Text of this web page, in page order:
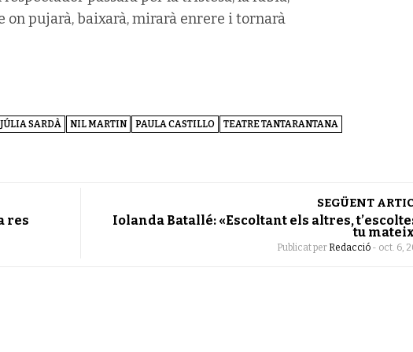
on pujarà, baixarà, mirarà enrere i tornarà
JÚLIA SARDÀ NIL MARTIN PAULA CASTILLO TEATRE TANTARANTANA
res
SEGÜENT
Iolanda Batallé: «Escoltant els altres,
tu
Publicat per Redacció - oct. 6,